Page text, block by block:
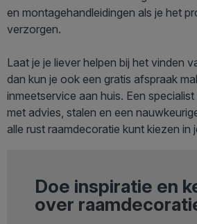
en montagehandleidingen als je het
verzorgen.
Laat je je liever helpen bij het vinden
dan kun je ook een gratis afspraak
inmeetservice aan huis. Een
met advies, stalen en een
alle rust raamdecoratie kunt kiezen in
Doe inspiratie en
over